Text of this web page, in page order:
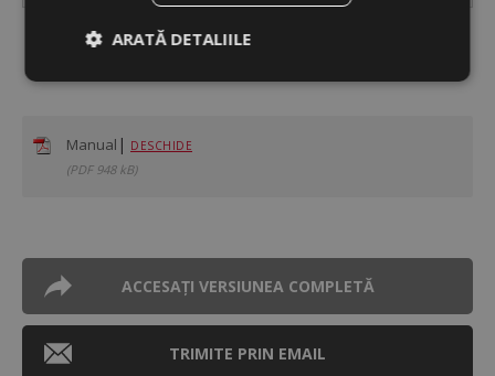
Descarcă
Manual | DESCHIDE
(PDF 948 kB)
ACCESAȚI VERSIUNEA COMPLETĂ
TRIMITE PRIN EMAIL
ARATĂ DETALIILE
Strict
De
De
Strict necesare De performanță